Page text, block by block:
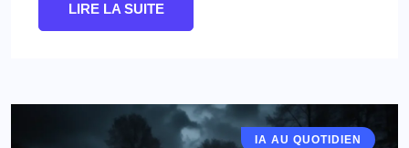
LIRE LA SUITE
IA AU QUOTIDIEN